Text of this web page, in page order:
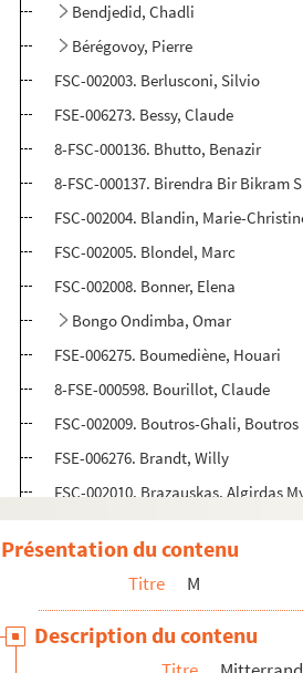
Bendjedid, Chadli
Bérégovoy, Pierre
FSC-002003. Berlusconi, Silvio
FSE-006273. Bessy, Claude
8-FSC-000136. Bhutto, Benazir
8-FSC-000137. Birendra Bir Bikram
FSC-002004. Blandin, Marie-
FSC-002005. Blondel, Marc
FSC-002008. Bonner, Elena
Bongo Ondimba, Omar
FSE-006275. Boumediène, Houari
8-FSE-000598. Bourillot, Claude
FSC-002009. Boutros-Ghali, Boutros
FSE-006276. Brandt, Willy
FSC-002010. Brazauskas, Algirdas
FSC-002007. Bredin, Frédérique
FSE-006277. Brežnev, Leonid
Bush, George
FSE-006279. Camara, Ousmane
FSC-002012. Caramanlis,
Présentation du contenu
Titre M
Description du contenu